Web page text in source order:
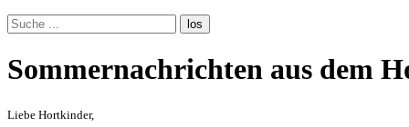
Sommernachrichten aus dem
Liebe Hortkinder,